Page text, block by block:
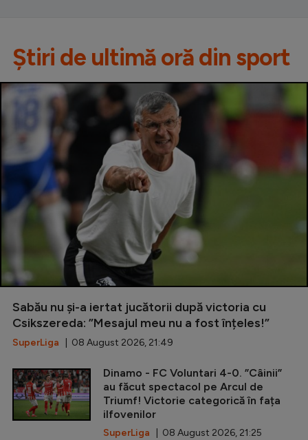
Știri de ultimă oră din sport
Sabău nu și-a iertat jucătorii după victoria cu
Csikszereda: ”Mesajul meu nu a fost înțeles!”
SuperLiga | 08 August 2026, 21:49
Dinamo - FC Voluntari 4-0. ”Câinii”
au făcut spectacol pe Arcul de
Triumf! Victorie categorică în fața
ilfovenilor
SuperLiga | 08 August 2026, 21:25